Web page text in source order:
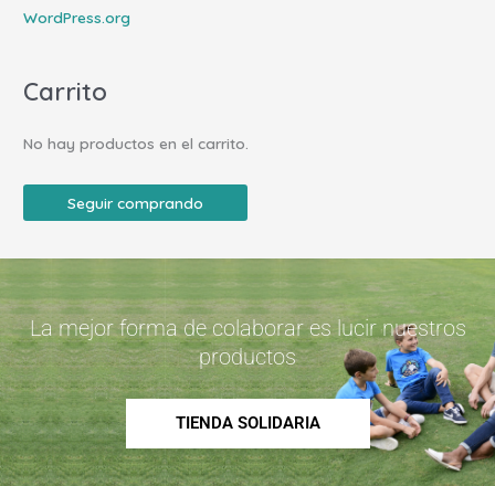
WordPress.org
Carrito
No hay productos en el carrito.
Seguir comprando
La mejor forma de colaborar es lucir nuestros
productos
TIENDA SOLIDARIA